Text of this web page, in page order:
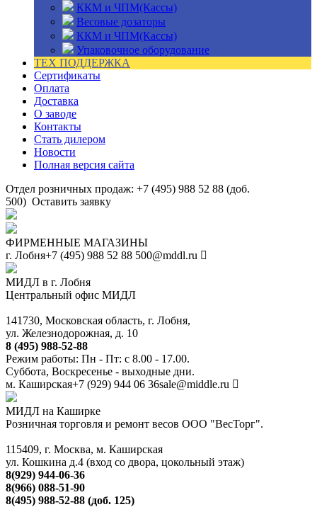
ККМ и ЧПМ(Кассы)
Весовые дозаторы
ККМ и ЧПМ(Кассы)
Упаковочное оборудование
ТЕХ ПОДДЕРЖКА
Сертификаты
Оплата
Доставка
О заводе
Контакты
Стать дилером
Новости
Полная версия сайта
Отдел розничных продаж: +7 (495) 988 52 88 (доб.
500) Оставить заявку
ФИРМЕННЫЕ МАГАЗИНЫ
г. Лобня+7 (495) 988 52 88 500@mddl.ru
МИДЛ в г. Лобня
Центральный офис МИДЛ
141730, Московская область, г. Лобня,
ул. Железнодорожная, д. 10
8 (495) 988-52-88
Режим работы: Пн - Пт: с 8.00 - 17.00.
Суббота, Воскресенье - выходные дни.
м. Каширская+7 (929) 944 06 36sale@middle.ru
МИДЛ на Каширке
Розничная торговля и ремонт весов ООО "ВесТорг".
115409, г. Москва, м. Каширская
ул. Кошкина д.4 (вход со двора, цокольный этаж)
8(929) 944-06-36
8(966) 088-51-90
8(495) 988-52-88 (доб. 125)